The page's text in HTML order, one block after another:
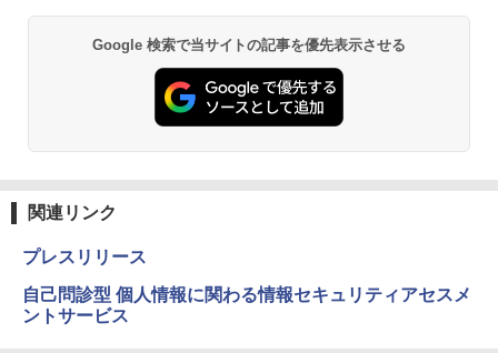
Google 検索で当サイトの記事を優先表示させる
関連リンク
プレスリリース
自己問診型 個人情報に関わる情報セキュリティアセスメ
ントサービス